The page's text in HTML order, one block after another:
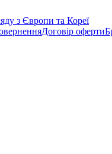
Договір оферти